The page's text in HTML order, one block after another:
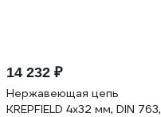
14 232 ₽
Нержавеющая цепь
KREPFIELD 4x32 мм, DIN 763,